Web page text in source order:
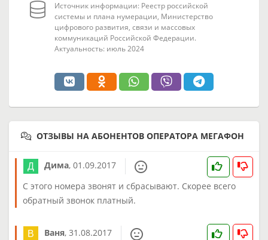
Источник информации: Реестр российской
системы и плана нумерации, Министерство
цифрового развития, связи и массовых
коммуникаций Российской Федерации.
Актуальность: июль 2024
ОТЗЫВЫ НА АБОНЕНТОВ ОПЕРАТОРА МЕГАФОН
Дима, 01.09.2017
С этого номера звонят и сбрасывают. Скорее всего
обратный звонок платный.
Ваня, 31.08.2017